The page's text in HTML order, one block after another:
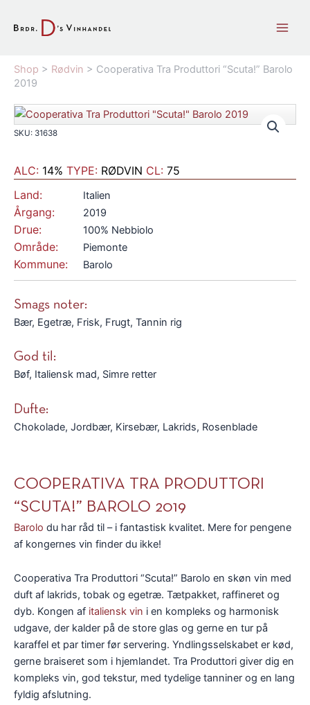
Shop > Rødvin > Cooperativa Tra Produttori “Scuta!” Barolo
2019
SKU: 31638
ALC: 14% TYPE: RØDVIN CL: 75
Land:
Italien
Årgang: 2019
Drue: 100% Nebbiolo
Område: Piemonte
Kommune: Barolo
Smags noter:
Bær, Egetræ, Frisk, Frugt, Tannin rig
God til:
Bøf, Italiensk mad, Simre retter
Dufte:
Chokolade, Jordbær, Kirsebær, Lakrids, Rosenblade
COOPERATIVA TRA PRODUTTORI
“SCUTA!” BAROLO 2019
Barolo du har råd til – i fantastisk kvalitet. Mere for pengene
af kongernes vin finder du ikke!
Cooperativa Tra Produttori “Scuta!” Barolo en skøn vin med
duft af lakrids, tobak og egetræ. Tætpakket, raffineret og
dyb. Kongen af italiensk vin i en kompleks og harmonisk
udgave, der kalder på de store glas og gerne en tur på
karaffel et par timer før servering. Yndlingsselskabet er kød,
gerne braiseret som i hjemlandet. Tra Produttori giver dig en
kompleks vin, god tekstur, med tydelige tanniner og en lang
fyldig afslutning.